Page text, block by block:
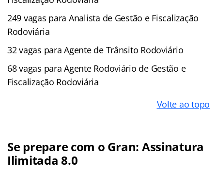
249 vagas para Analista de Gestão e Fiscalização
Rodoviária
32 vagas para Agente de Trânsito Rodoviário
68 vagas para Agente Rodoviário de Gestão e
Fiscalização Rodoviária
Volte ao topo
Se prepare com o Gran: Assinatura
Ilimitada 8.0